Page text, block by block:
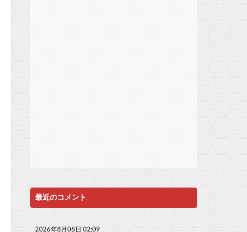
最近のコメント
2026年8月08日 02:09